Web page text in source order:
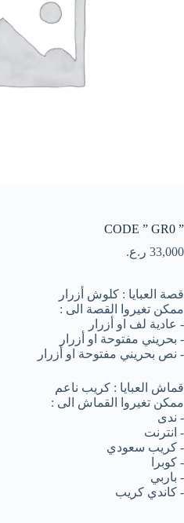
” CODE ” GR0
33,000 ر.ع.
قصة العبايا : كلوش أزرار